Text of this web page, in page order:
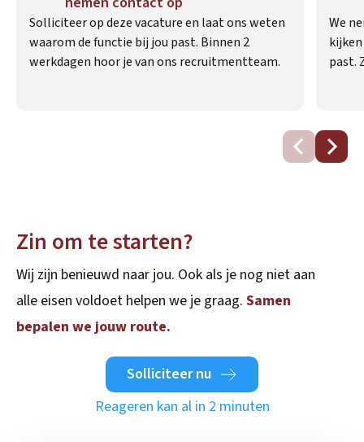
Solliciteer op deze vacature en laat ons weten
waarom de functie bij jou past. Binnen 2
werkdagen hoor je van ons recruitmentteam.
We
past.
Zin om te starten?
Wij zijn benieuwd naar jou. Ook als je nog niet aan
alle eisen voldoet helpen we je graag. Samen
bepalen we jouw route.
Solliciteer nu
Reageren kan al in 2 minuten